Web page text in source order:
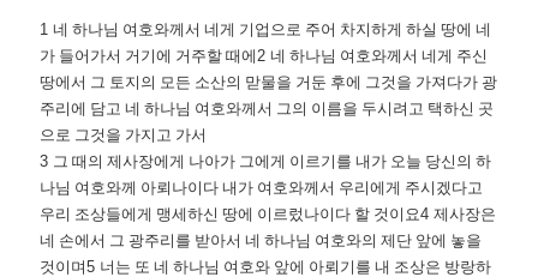
1네 하나님 여호와께서 네게 기업으로 주어 차지하게 하실 땅에 네
가 들어가서 거기에 거주할 때에2네 하나님 여호와께서 네게 주신
땅에서 그 토지의 모든 소산의 맏물을 거둔 후에 그것을 가져다가 광
주리에 담고 네 하나님 여호와께서 그의 이름을 두시려고 택하신 곳
으로 그것을 가지고 가서
3 그 때의 제사장에게 나아가 그에게 이르기를 내가 오늘 당신의 하
나님 여호와께 아뢰나이다 내가 여호와께서 우리에게 주시겠다고
우리 조상들에게 맹세하신 땅에 이르렀나이다 할 것이요4제사장은
네 손에서 그 광주리를 받아서 네 하나님 여호와의 제단 앞에 놓을
것이며5 너는 또 네 하나님 여호와 앞에 아뢰기를 내 조상은 방랑하